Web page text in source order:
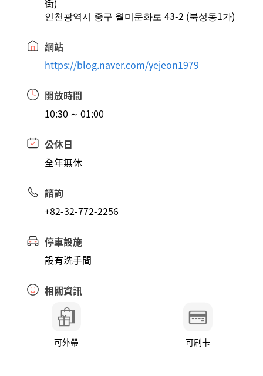
街)
인천광역시 중구 월미문화로 43-2 (북성동1가)
網站
https://blog.naver.com/yejeon1979
開放時間
10:30 ∼ 01:00
公休日
全年無休
諮詢
+82-32-772-2256
停車設施
設有洗手間
相關資訊
可外帶 可刷卡